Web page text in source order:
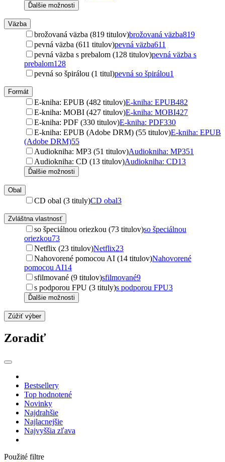
Ďalšie možnosti
Väzba
brožovaná väzba (819 titulov)brožovaná väzba819
pevná väzba (611 titulov)pevná väzba611
pevná väzba s prebalom (128 titulov)pevná väzba s
prebalom128
pevná so špirálou (1 titul)pevná so špirálou1
Formát
E-kniha: EPUB (482 titulov)E-kniha: EPUB482
E-kniha: MOBI (427 titulov)E-kniha: MOBI427
E-kniha: PDF (330 titulov)E-kniha: PDF330
E-kniha: EPUB (Adobe DRM) (55 titulov)E-kniha: EPUB
(Adobe DRM)55
Audiokniha: MP3 (51 titulov)Audiokniha: MP351
Audiokniha: CD (13 titulov)Audiokniha: CD13
Ďalšie možnosti
Obal
CD obal (3 tituly)CD obal3
Zvláštna vlastnosť
so špeciálnou oriezkou (73 titulov)so špeciálnou
oriezkou73
Netflix (23 titulov)Netflix23
Nahovorené pomocou AI (14 titulov)Nahovorené
pomocou AI14
sfilmované (9 titulov)sfilmované9
s podporou FPU (3 tituly)s podporou FPU3
Ďalšie možnosti
Zúžiť výber
Zoradiť
Bestsellery
Top hodnotené
Novinky
Najdrahšie
Najlacnejšie
Najvyššia zľava
Použité filtre